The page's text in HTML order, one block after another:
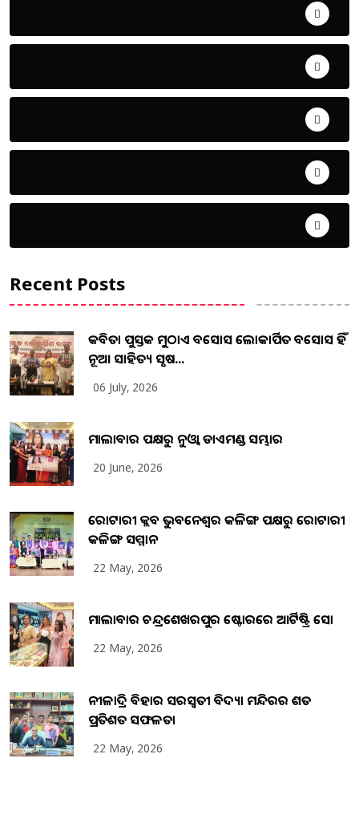
Recent Posts
କବିତା ପୁସ୍ତକ ମୁଠାଏ ଅବସୋସ ଲୋକାର୍ପିତ ଅବସୋସ ହିଁ
ନୂଆ ସାହିତ୍ୟ ସୃଷ...
06 July, 2026
ମାଲାବାର ପକ୍ଷରୁ ନୁଓ୍ବା ଡାଏମଣ୍ଡ ସମ୍ଭାର
20 June, 2026
ରୋଟାରୀ କ୍ଲବ ଭୁବନେଶ୍ୱର କଳିଙ୍ଗ ପକ୍ଷରୁ ରୋଟାରୀ
କଳିଙ୍ଗ ସମ୍ମାନ
22 May, 2026
ମାଲାବାର ଚନ୍ଦ୍ରଶେଖରପୁର ଷ୍ଟୋରରେ ଆର୍ଟିଷ୍ଟ୍ରି ସୋ
22 May, 2026
ନୀଳାଦ୍ରି ବିହାର ସରସ୍ୱତୀ ବିଦ୍ୟା ମନ୍ଦିରର ଶତ
ପ୍ରତିଶତ ସଫଳତା
22 May, 2026